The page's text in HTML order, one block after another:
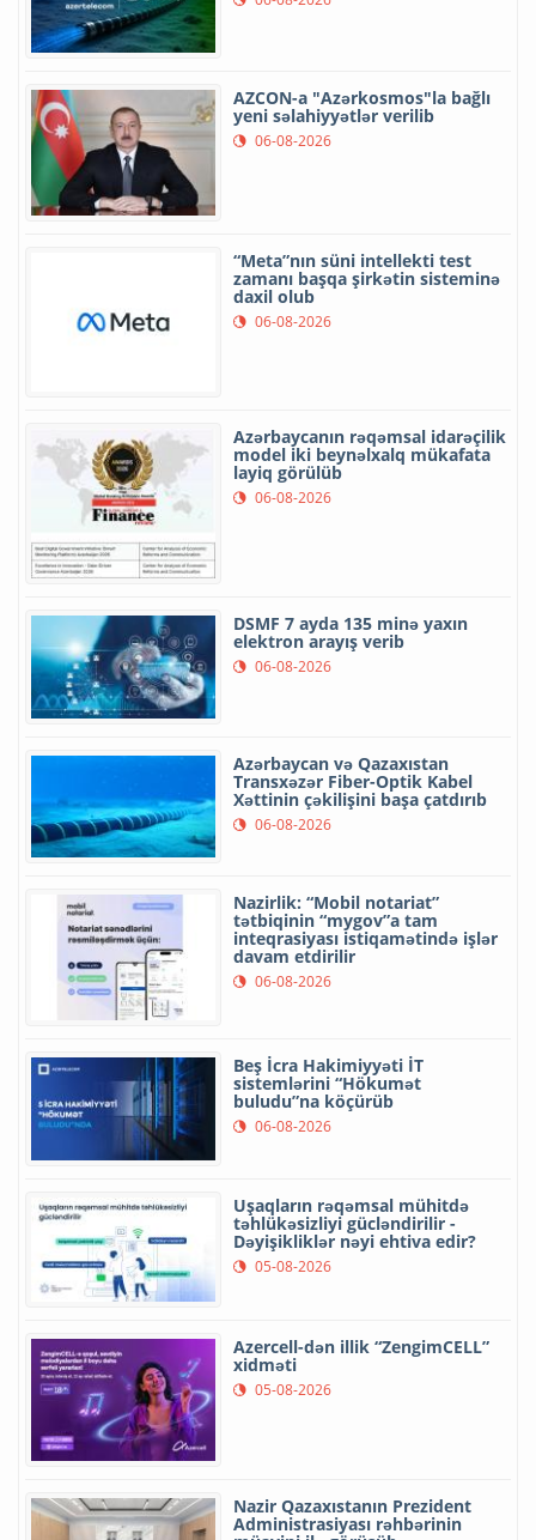
AZCON-a "Azərkosmos"la bağlı
yeni səlahiyyətlər verilib
06-08-2026
“Meta”nın süni intellekti test
zamanı başqa şirkətin sisteminə
daxil olub
06-08-2026
Azərbaycanın rəqəmsal idarəçilik
model iki beynəlxalq mükafata
layiq görülüb
06-08-2026
DSMF 7 ayda 135 minə yaxın
elektron arayış verib
06-08-2026
Azərbaycan və Qazaxıstan
Transxəzər Fiber-Optik Kabel
Xəttinin çəkilişini başa çatdırıb
06-08-2026
Nazirlik: “Mobil notariat”
tətbiqinin “mygov”a tam
inteqrasiyası istiqamətində işlər
davam etdirilir
06-08-2026
Beş İcra Hakimiyyəti İT
sistemlərini “Hökumət
buludu”na köçürüb
06-08-2026
Uşaqların rəqəmsal mühitdə
təhlükəsizliyi gücləndirilir -
Dəyişikliklər nəyi ehtiva edir?
05-08-2026
Azercell-dən illik “ZengimCELL”
xidməti
05-08-2026
Nazir Qazaxıstanın Prezident
Administrasiyası rəhbərinin